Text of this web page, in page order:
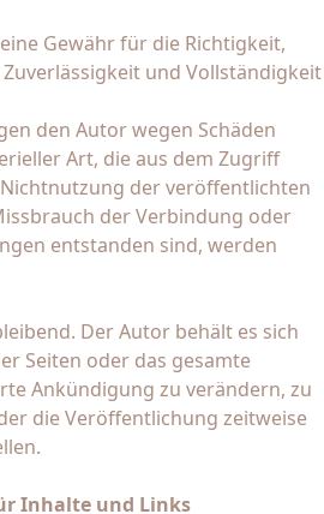
Gewähr für die Richtigkeit,
und Vollständigkeit
den Autor wegen Schäden
Art, die aus dem Zugriff
der veröffentlichten
der Verbindung oder
entstanden sind, werden
Der Autor behält es sich
Seiten oder das gesamte
Ankündigung zu verändern, zu
die Veröffentlichung zeitweise
Inhalte und Links